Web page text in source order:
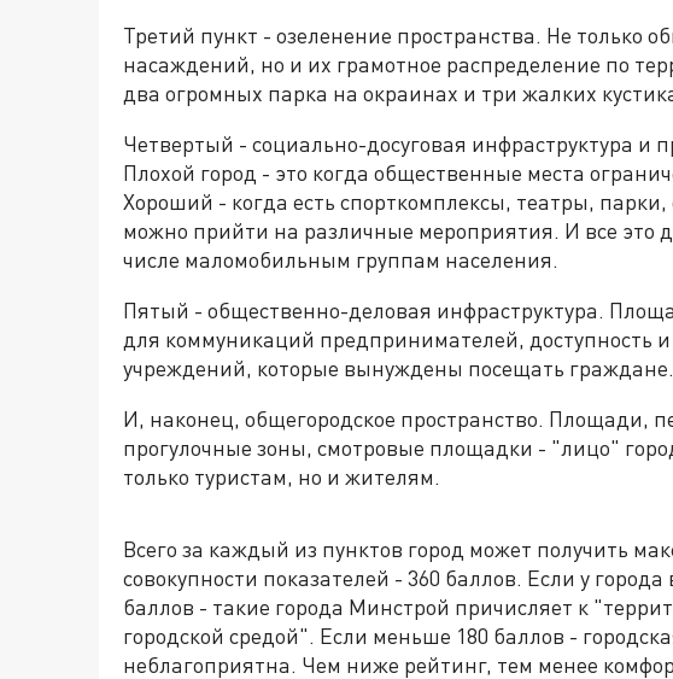
Третий пункт - озеленение пространства. Не только
насаждений, но и их грамотное распределение по
два огромных парка на окраинах и три жалких
Четвертый - социально-досуговая инфраструктура и
Плохой город - это когда общественные места
Хороший - когда есть спорткомплексы, театры,
можно прийти на различные мероприятия. И все это
числе маломобильным группам населения.
Пятый - общественно-деловая инфраструктура.
для коммуникаций предпринимателей, доступность
учреждений, которые вынуждены посещать граждане.
И, наконец, общегородское пространство. Площади,
прогулочные зоны, смотровые площадки - "лицо"
только туристам, но и жителям.
Всего за каждый из пунктов город может получить
совокупности показателей - 360 баллов. Если у города
баллов - такие города Минстрой причисляет к
городской средой". Если меньше 180 баллов -
неблагоприятна. Чем ниже рейтинг, тем менее